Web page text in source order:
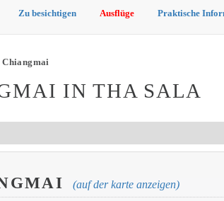
Zu besichtigen Ausflüge Praktische
Chiangmai
IN THA SALA
(auf der karte anzeigen)